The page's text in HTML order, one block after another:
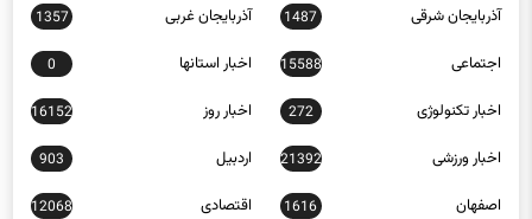
آذربایجان شرقی 1487 آذربایجان غربی 1357
اجتماعی 15588 اخبار استانها 0
اخبار تکنولوژی 272 اخبار روز 16152
اخبار ورزشی 21392 اردبیل 903
اصفهان 1616 اقتصادی 12068